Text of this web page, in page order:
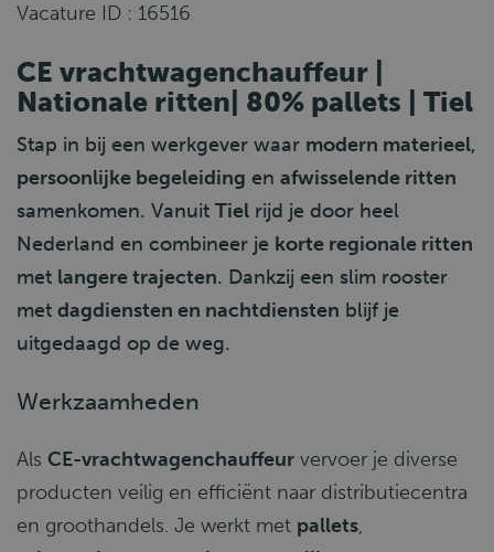
Vacature ID : 16516
CE vrachtwagenchauffeur |
Nationale ritten| 80% pallets | Tiel
Stap in bij een werkgever waar modern materieel,
persoonlijke begeleiding en afwisselende ritten
samenkomen. Vanuit Tiel rijd je door heel
Nederland en combineer je korte regionale ritten
met langere trajecten. Dankzij een slim rooster
met dagdiensten en nachtdiensten blijf je
uitgedaagd op de weg.
Werkzaamheden
Als CE-vrachtwagenchauffeur vervoer je diverse
producten veilig en efficiënt naar distributiecentra
en groothandels. Je werkt met pallets,